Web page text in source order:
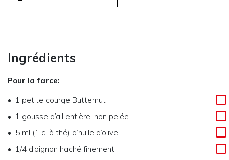
Ingrédients
Pour la farce:
1 petite courge Butternut
1 gousse d’ail entière, non pelée
5 ml (1 c. à thé) d’huile d’olive
1/4 d’oignon haché finement